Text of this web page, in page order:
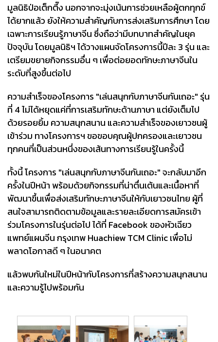
มูลนิธิป่อเต็กตึ๊ง นอกจากจะมุ่งเน้นการช่วยเหลือผู้ตกทุกข์
ได้ยากแล้ว ยังให้ความสำคัญกับการส่งเสริมการศึกษา โดย
เฉพาะการเรียนรู้ภาษาจีน ซึ่งถือว่ามีบทบาทสำคัญในยุค
ปัจจุบัน โดยมูลนิธิฯ ได้วางแผนจัดโครงการนี้ปีละ 3 รุ่น และ
เตรียมขยายกิจกรรมอื่น ๆ เพื่อต่อยอดทักษะภาษาจีนใน
ระดับที่สูงขึ้นต่อไป
ความสำเร็จของโครงการ "เล่นสนุกกับภาษาจีนกันเถอะ" รุ่น
ที่ 4 ไม่ได้หยุดแค่ที่การเสริมทักษะด้านภาษา แต่ยังเต็มไป
ด้วยรอยยิ้ม ความสนุกสนาน และความสำเร็จของเยาวชนผู้
เข้าร่วม ทางโครงการฯ ขอขอบคุณผู้ปกครองและเยาวชน
ทุกคนที่เป็นส่วนหนึ่งของเส้นทางการเรียนรู้ในครั้งนี้
ทั้งนี้ โครงการ "เล่นสนุกกับภาษาจีนกันเถอะ" จะกลับมาอีก
ครั้งในปีหน้า พร้อมด้วยกิจกรรมที่น่าตื่นเต้นและเนื้อหาที่
พัฒนาขึ้นเพื่อส่งเสริมทักษะภาษาจีนให้กับเยาวชนไทย ผู้ที่
สนใจสามารถติดตามข้อมูลและรายละเอียดการสมัครเข้า
ร่วมโครงการในรุ่นต่อไป ได้ที่ Facebook ของหัวเฉียว
แพทย์แผนจีน กรุงเทพ Huachiew TCM Clinic เพื่อไม่
พลาดโอกาสดี ๆ ในอนาคต
แล้วพบกันใหม่ในปีหน้ากับโครงการที่สร้างความสนุกสนาน
และความรู้ไปพร้อมกัน